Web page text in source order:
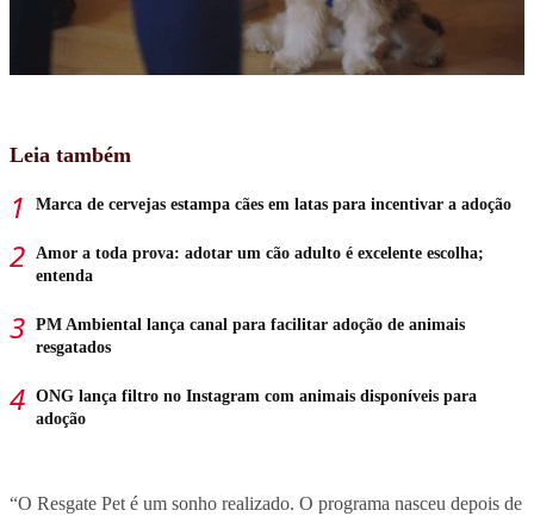
Leia também
Marca de cervejas estampa cães em latas para incentivar a adoção
Amor a toda prova: adotar um cão adulto é excelente escolha;
entenda
PM Ambiental lança canal para facilitar adoção de animais
resgatados
ONG lança filtro no Instagram com animais disponíveis para
adoção
“O Resgate Pet é um sonho realizado. O programa nasceu depois de